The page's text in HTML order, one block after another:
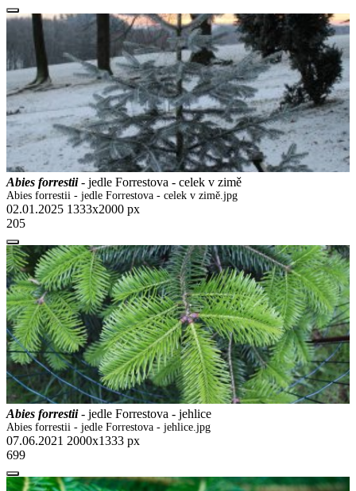
Abies forrestii- jedle Forrestova - celek v zimě
Abies forrestii - jedle Forrestova - celek v zimě.jpg
02.01.2025 1333x2000 px
205
Abies forrestii- jedle Forrestova - jehlice
Abies forrestii - jedle Forrestova - jehlice.jpg
07.06.2021 2000x1333 px
699